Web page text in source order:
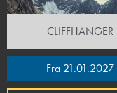
CLIFFHANGER
Fra 21.01.2027